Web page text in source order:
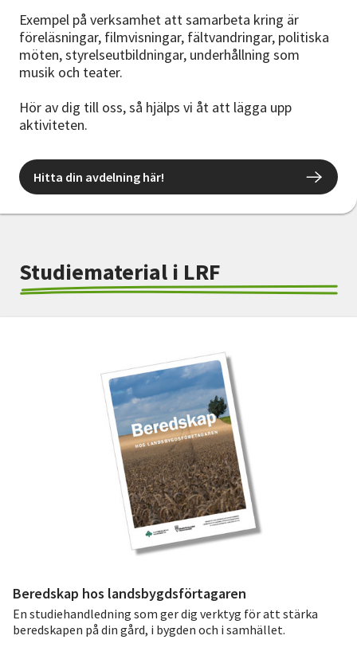
Exempel på verksamhet att samarbeta kring är
föreläsningar, filmvisningar, fältvandringar, politiska
möten, styrelseutbildningar, underhållning som
musik och teater.
Hör av dig till oss, så hjälps vi åt att lägga upp
aktiviteten.
Hitta din avdelning här!
Studiematerial i LRF
Beredskap hos landsbygdsförtagaren
En studiehandledning som ger dig verktyg för att stärka
beredskapen på din gård, i bygden och i samhället.